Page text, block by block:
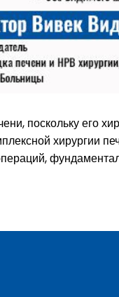
поскольку его
хирургии